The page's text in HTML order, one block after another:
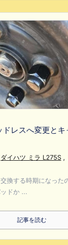
ドレスへ変更と
ダイハツ ミラ L275S ,
換する時期になった
ドか ...
記事を読む